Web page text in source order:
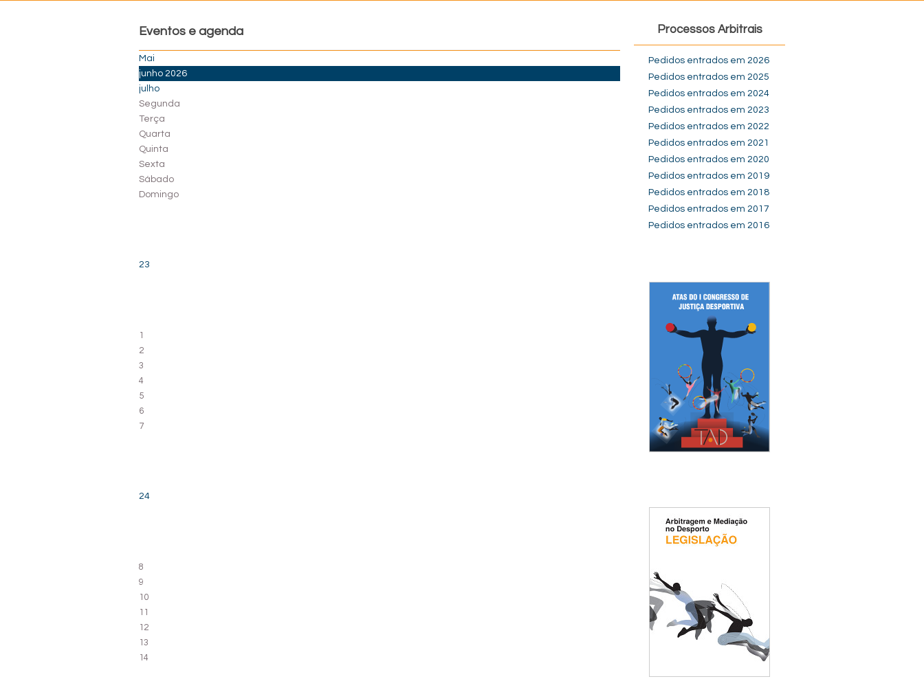
Eventos e agenda
Mai
junho 2026
julho
Segunda
Terça
Quarta
Quinta
Sexta
Sábado
Domingo
23
1
2
3
4
5
6
7
24
8
9
10
11
12
13
14
Processos Arbitrais
Pedidos entrados em 2026
Pedidos entrados em 2025
Pedidos entrados em 2024
Pedidos entrados em 2023
Pedidos entrados em 2022
Pedidos entrados em 2021
Pedidos entrados em 2020
Pedidos entrados em 2019
Pedidos entrados em 2018
Pedidos entrados em 2017
Pedidos entrados em 2016